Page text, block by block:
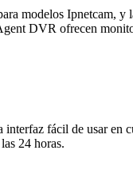
modelos Ipnetcam,
DVR ofrecen
fácil de usar en
24 horas.